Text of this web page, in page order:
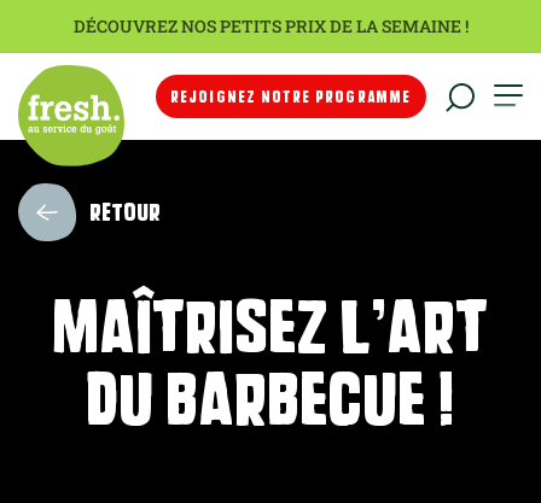
DÉCOUVREZ NOS PETITS PRIX DE LA SEMAINE !
REJOIGNEZ NOTRE PROGRAMME
Maîtrisez l’art
du barbecue !
RETOUR